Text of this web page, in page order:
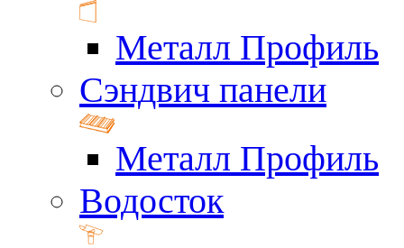
Металл Профиль
Сэндвич панели
Металл Профиль
Водосток